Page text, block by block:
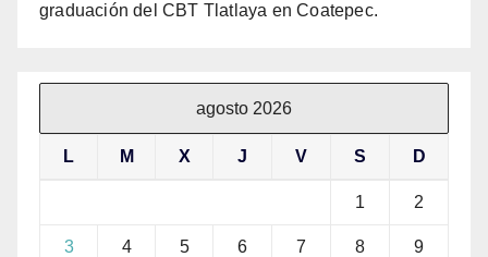
graduación del CBT Tlatlaya en Coatepec.
agosto 2026
L M X J V S D
1 2
3 4 5 6 7 8 9